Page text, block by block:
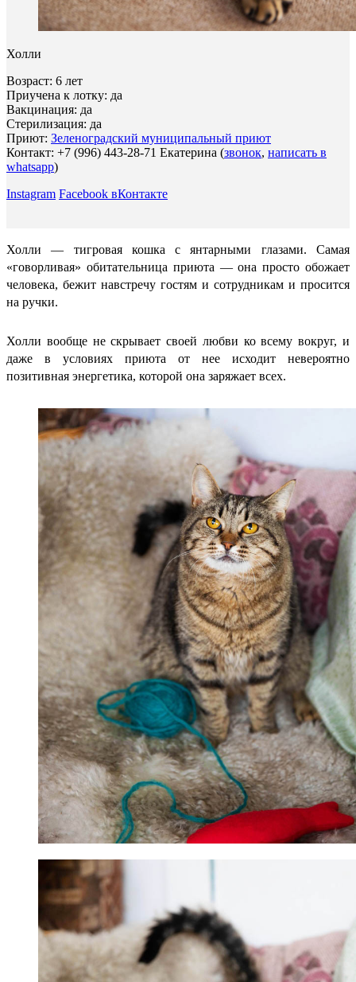
Холли
Возраст: 6 лет
Приучена к лотку: да
Вакцинация: да
Стерилизация: да
Приют: Зеленоградский муниципальный приют
Контакт: +7 (996) 443-28-71 Екатерина (звонок, написать в
whatsapp)
Instagram Facebook вКонтакте
Холли — тигровая кошка с янтарными глазами. Самая
«говорливая» обитательница приюта — она просто обожает
человека, бежит навстречу гостям и сотрудникам и просится
на ручки.
Холли вообще не скрывает своей любви ко всему вокруг, и
даже в условиях приюта от нее исходит невероятно
позитивная энергетика, которой она заряжает всех.